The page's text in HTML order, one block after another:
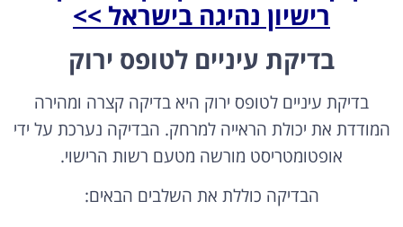
בדיקת עיניים לטופס ירוק
בדיקת עיניים לטופס ירוק היא בדיקה קצרה ומהירה
המודדת את יכולת הראייה למרחק. הבדיקה נערכת על ידי
אופטומטריסט מורשה מטעם רשות הרישוי.
בדיקת חדות ראייה: הבודק יציג בפני המועמד אותיות